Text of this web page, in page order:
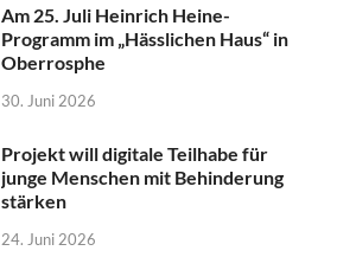
Am 25. Juli Heinrich Heine-
Programm im „Hässlichen Haus“ in
Oberrosphe
30. Juni 2026
Projekt will digitale Teilhabe für
junge Menschen mit Behinderung
stärken
24. Juni 2026